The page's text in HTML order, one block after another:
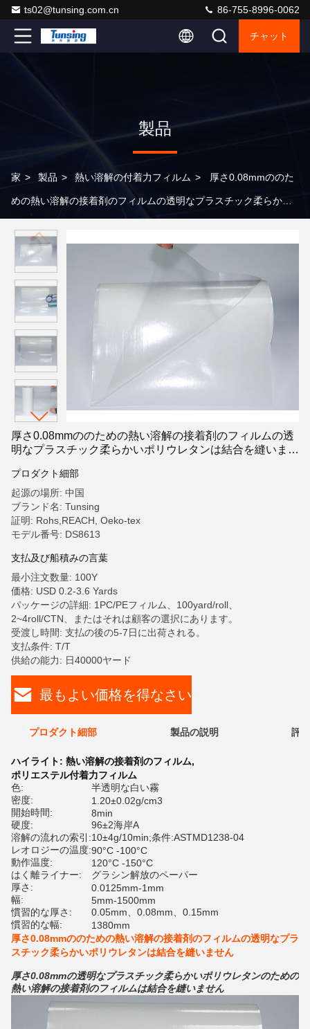
ts02@tunsing.com.cn 86-755-8996-0062
チャット
製品
家 > 製品 > 熱い溶解の付着力フィルム > 厚さ0.08mmののた
めの熱い溶解の接着剤のフィルムの透明なプラスチック柔らかい
厚さ0.08mmののための熱い溶解の接着剤のフィルムの透
明なプラスチック柔らかいポリウレタンは結合を縫いませ
プロダクト細部
起源の場所: 中国
ブランド名: Tunsing
証明: Rohs,REACH, Oeko-tex
モデル番号: DS8613
支払及び船積みの言葉
最小注文数量: 100Y
価格: USD 0.2-3.6 Yards
パッケージの詳細: 1PC/PEフィルム、100yard/roll、
2~4roll/CTN、またはそれは顧客の選択にあります。
受渡し時間: 支払の後の5-7日に出荷される。
支払条件: T/T
供給の能力: 日40000ヤード
最もよい価格を得なさい
プロダクト細部 製品の説明 評
ハイライト: 熱い溶解の接着剤のフィルム,
ポリエステル付着力フィルム
色:
半透明な白い霧
密度:
1.20±0.02g/cm3
開始時間:
8min
硬度:
96±2海岸A
溶解の流れの索引:10±4g/10min;条件:ASTMD1238-04
レオロジーの温度:90°C -100°C
動作温度:
120°C -150°C
はく離ライナー:
グラシン解放のペーパー
厚さ:
0.0125mm-1mm
幅:
5mm-1500mm
慣習的な厚さ:
0.05mm、0.08mm、0.15mm
慣習的な幅:
1380mm
厚さ0.08mmののための熱い溶解の接着剤のフィルムの透明なプラ
スチック柔らかいポリウレタンは結合を縫いません
厚さ0.08mmの透明なプラスチック柔らかいポリウレタンのための
熱い溶解の接着剤のフィルムは結合を縫いません